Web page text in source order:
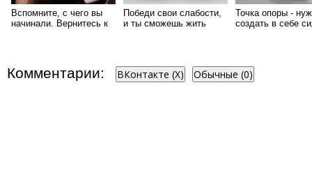
Вспомните, с чего вы
начинали. Вернитесь к
Победи свои слабости,
и ты сможешь жить
Точка опоры -
создать в себе
Комментарии: ВКонтакте (X) Обычные (0)